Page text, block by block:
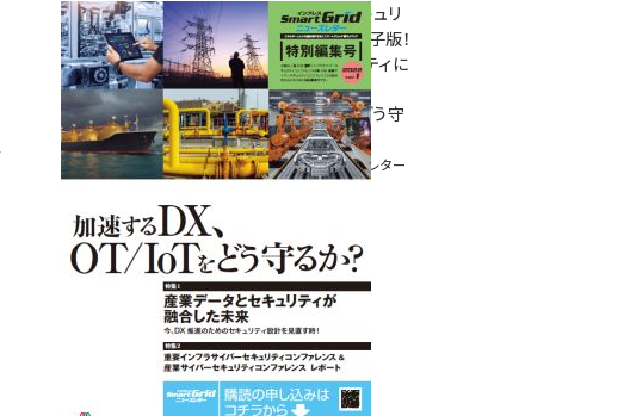
重要インフラサイバーセキュリ
ティコンファレンス特別電子版！
― 産業サイバーセキュリティに
関わる全ての方へ！ ―
加速するDX、OT/IoTをどう守
るか？
インプレス SmartGridニューズレター